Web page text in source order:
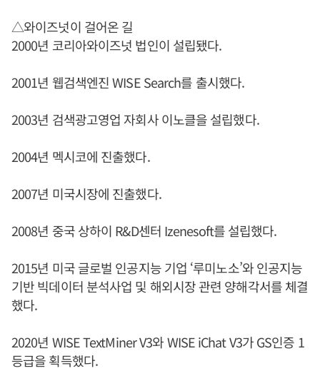
△와이즈넛이 걸어온 길
2000년 코리아와이즈넛 법인이 설립됐다.
2001년 웹검색엔진 WISE Search를 출시했다.
2003년 검색광고영업 자회사 이노클을 설립했다.
2004년 멕시코에 진출했다.
2007년 미국시장에 진출했다.
2008년 중국 상하이 R&D센터 Izenesoft를 설립했다.
2015년 미국 글로벌 인공지능 기업 ‘루미노소’와 인공지능
기반 빅데이터 분석사업 및 해외시장 관련 양해각서를 체결
했다.
2020년 WISE TextMiner V3와 WISE iChat V3가 GS인증 1
등급을 획득했다.